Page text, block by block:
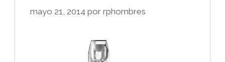
mayo 21, 2014 por rphombres